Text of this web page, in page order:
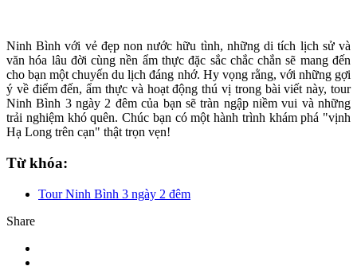
Ninh Bình với vẻ đẹp non nước hữu tình, những di tích lịch sử và
văn hóa lâu đời cùng nền ẩm thực đặc sắc chắc chắn sẽ mang đến
cho bạn một chuyến du lịch đáng nhớ. Hy vọng rằng, với những gợi
ý về điểm đến, ẩm thực và hoạt động thú vị trong bài viết này, tour
Ninh Bình 3 ngày 2 đêm của bạn sẽ tràn ngập niềm vui và những
trải nghiệm khó quên. Chúc bạn có một hành trình khám phá "vịnh
Hạ Long trên cạn" thật trọn vẹn!
Từ khóa:
Tour Ninh Bình 3 ngày 2 đêm
Share